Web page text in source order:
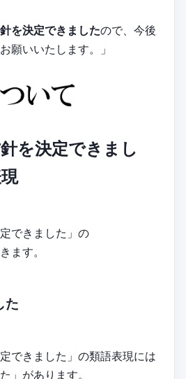
を決定できましたので、今後
願いいたします。」
針を決定できまし
できました」の
ます。
た
できました」の類語表現には
」があります。